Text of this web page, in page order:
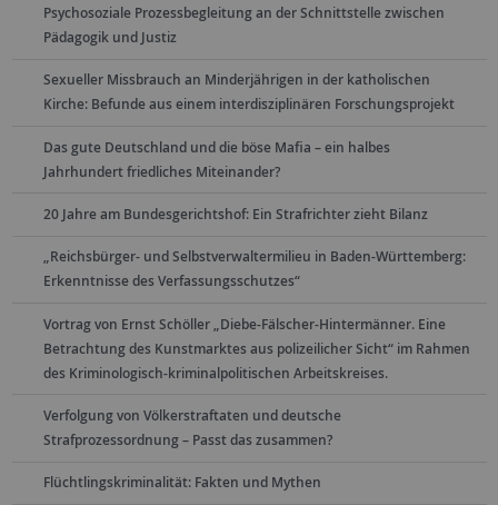
Psychosoziale Prozessbegleitung an der Schnittstelle zwischen
Pädagogik und Justiz
Sexueller Missbrauch an Minderjährigen in der katholischen
Kirche: Befunde aus einem interdisziplinären Forschungsprojekt
Das gute Deutschland und die böse Mafia – ein halbes
Jahrhundert friedliches Miteinander?
20 Jahre am Bundesgerichtshof: Ein Strafrichter zieht Bilanz
„Reichsbürger- und Selbstverwaltermilieu in Baden-Württemberg:
Erkenntnisse des Verfassungsschutzes“
Vortrag von Ernst Schöller „Diebe-Fälscher-Hintermänner. Eine
Betrachtung des Kunstmarktes aus polizeilicher Sicht“ im Rahmen
des Kriminologisch-kriminalpolitischen Arbeitskreises.
Verfolgung von Völkerstraftaten und deutsche
Strafprozessordnung – Passt das zusammen?
Flüchtlingskriminalität: Fakten und Mythen